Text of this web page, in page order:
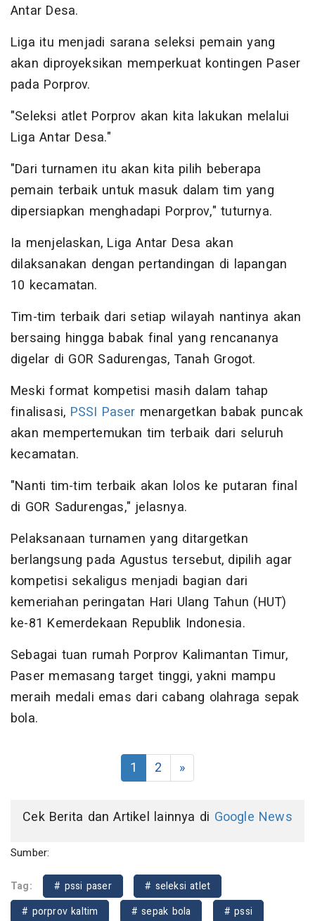
Antar Desa.
Liga itu menjadi sarana seleksi pemain yang
akan diproyeksikan memperkuat kontingen Paser
pada Porprov.
"Seleksi atlet Porprov akan kita lakukan melalui
Liga Antar Desa."
"Dari turnamen itu akan kita pilih beberapa
pemain terbaik untuk masuk dalam tim yang
dipersiapkan menghadapi Porprov," tuturnya.
Ia menjelaskan, Liga Antar Desa akan
dilaksanakan dengan pertandingan di lapangan
10 kecamatan.
Tim-tim terbaik dari setiap wilayah nantinya akan
bersaing hingga babak final yang rencananya
digelar di GOR Sadurengas, Tanah Grogot.
Meski format kompetisi masih dalam tahap
finalisasi, PSSI Paser menargetkan babak puncak
akan mempertemukan tim terbaik dari seluruh
kecamatan.
"Nanti tim-tim terbaik akan lolos ke putaran final
di GOR Sadurengas," jelasnya.
Pelaksanaan turnamen yang ditargetkan
berlangsung pada Agustus tersebut, dipilih agar
kompetisi sekaligus menjadi bagian dari
kemeriahan peringatan Hari Ulang Tahun (HUT)
ke-81 Kemerdekaan Republik Indonesia.
Sebagai tuan rumah Porprov Kalimantan Timur,
Paser memasang target tinggi, yakni mampu
meraih medali emas dari cabang olahraga sepak
bola.
1 2 »
Cek Berita dan Artikel lainnya di Google News
Sumber:
Tag: # pssi paser
# seleksi atlet
# porprov kaltim
# sepak bola # pssi